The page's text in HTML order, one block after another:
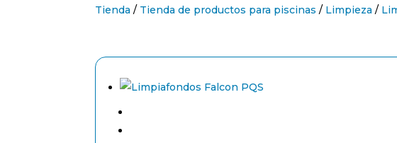
Tienda / Tienda de productos para piscinas / Limpieza /